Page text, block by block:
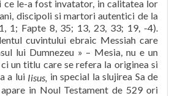
ce le-a fost invatator, in calitatea lor
discipoli si martori autentici de la
1; Fapte 8, 35; 13, 23, 33; 19, -4).
cuvintului ebraic Messiah care
lui Dumnezeu » – Mesia, nu e un
un titlu care se refera la originea si
a lui Iisus, in special la slujirea Sa de
apare in Noul Testament de 529 ori